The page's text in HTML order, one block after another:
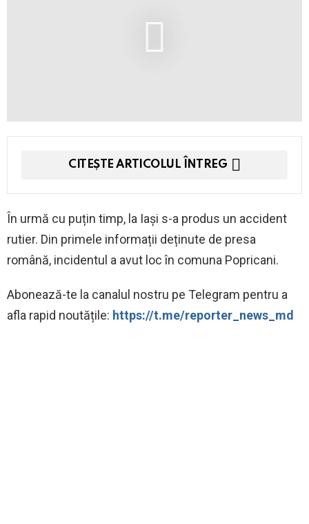
CITEȘTE ARTICOLUL ÎNTREG
În urmă cu puțin timp, la Iași s-a produs un accident
rutier. Din primele informații deținute de presa
română, incidentul a avut loc în comuna Popricani.
Abonează-te la canalul nostru pe Telegram pentru a
afla rapid noutățile: https://t.me/reporter_news_md